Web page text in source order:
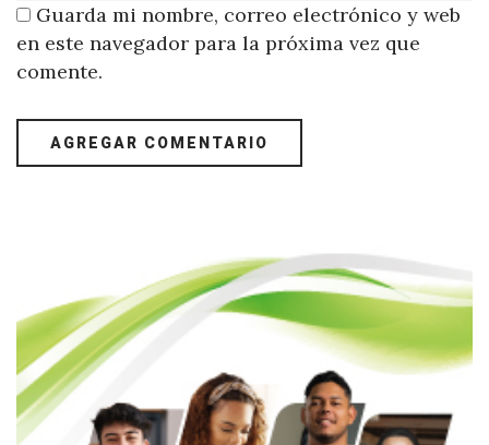
Guarda mi nombre, correo electrónico y web
en este navegador para la próxima vez que
comente.